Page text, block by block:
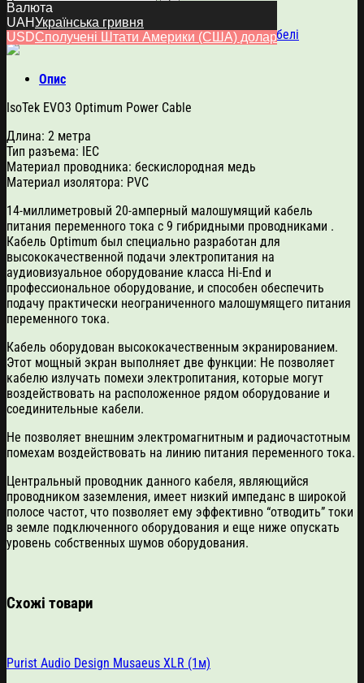
Додати в кошик
Артикул:1229 Категорії:IsoTek,Кабелі,Силові кабелі
Опис
IsoTek EVO3 Optimum Power Cable
Длина: 2 метра
Тип разъема: IEC
Материал проводника: бескислородная медь
Материал изолятора: PVC
14-миллиметровый 20-амперный малошумящий кабель
питания переменного тока с 9 гибридными проводниками .
Кабель Optimum был специально разработан для
высококачественной подачи электропитания на
аудиовизуальное оборудование класса Hi-End и
профессиональное оборудование, и способен обеспечить
подачу практически неограниченного малошумящего питания
переменного тока.
Кабель оборудован высококачественным экранированием.
Этот мощный экран выполняет две функции: Не позволяет
кабелю излучать помехи электропитания, которые могут
воздействовать на расположенное рядом оборудование и
соединительные кабели.
Не позволяет внешним электромагнитным и радиочастотным
помехам воздействовать на линию питания переменного тока.
Центральный проводник данного кабеля, являющийся
проводником заземления, имеет низкий импеданс в широкой
полосе частот, что позволяет ему эффективно “отводить” токи
в земле подключенного оборудования и еще ниже опускать
уровень собственных шумов оборудования.
Схожі товари
Purist Audio Design Musaeus XLR (1м)
Валюта
UAHУкраїнська гривня
USDСполучені Штати Америки (США) долар